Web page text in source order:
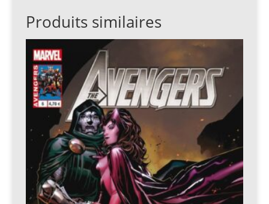
Produits similaires